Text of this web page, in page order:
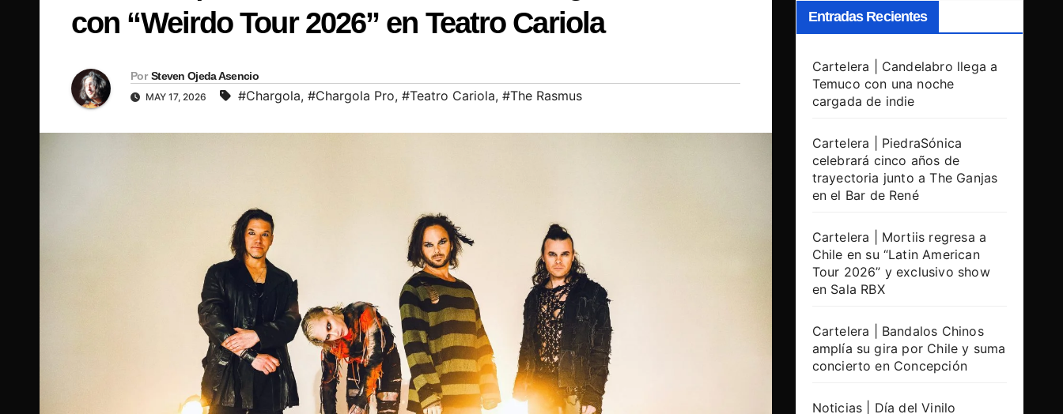
con “Weirdo Tour 2026” en Teatro Cariola
Por Steven Ojeda Asencio
MAY 17, 2026 #Chargola, #Chargola Pro, #Teatro Cariola, #The Rasmus
Entradas Recientes
Cartelera | Candelabro llega a
Temuco con una noche
cargada de indie
Cartelera | PiedraSónica
celebrará cinco años de
trayectoria junto a The Ganjas
en el Bar de René
Cartelera | Mortiis regresa a
Chile en su “Latin American
Tour 2026” y exclusivo show
en Sala RBX
Cartelera | Bandalos Chinos
amplía su gira por Chile y suma
concierto en Concepción
Noticias | Día del Vinilo